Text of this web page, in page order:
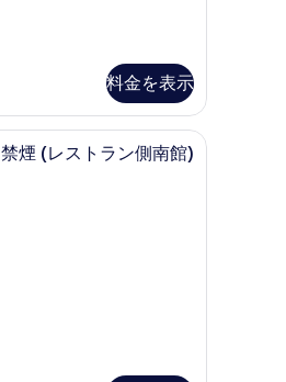
料金を表示
デスク、ノートパソコン用作業スペース、遮
煙 (レストラン側南館)